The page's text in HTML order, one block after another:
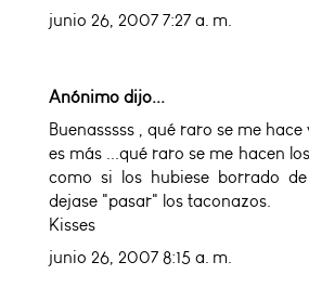
junio 26, 2007 7:27 a. m.
Anónimo dijo...
Buenasssss , qué raro se me
es más ...qué raro se me hacen
como si los hubiese borrado
dejase "pasar" los taconazos.
Kisses
junio 26, 2007 8:15 a. m.